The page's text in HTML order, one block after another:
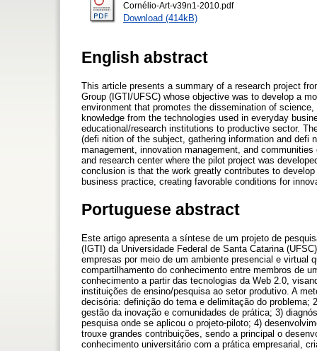
Cornélio-Art-v39n1-2010.pdf
Download (414kB)
English abstract
This article presents a summary of a research project
Group (IGTI/UFSC) whose objective was to develop a
environment that promotes the dissemination of
knowledge from the technologies used in everyday
educational/research institutions to productive sector.
(defi nition of the subject, gathering information and defi
management, innovation management, and
and research center where the pilot project was
conclusion is that the work greatly contributes to
business practice, creating favorable conditions for
Portuguese abstract
Este artigo apresenta a síntese de um projeto de
(IGTI) da Universidade Federal de Santa Catarina
empresas por meio de um ambiente presencial e virtual
compartilhamento do conhecimento entre membros de
conhecimento a partir das tecnologias da Web 2.0,
instituições de ensino/pesquisa ao setor produtivo. A
decisória: definição do tema e delimitação do
gestão da inovação e comunidades de prática; 3)
pesquisa onde se aplicou o projeto-piloto; 4)
trouxe grandes contribuições, sendo a principal o
conhecimento universitário com a prática empresarial,